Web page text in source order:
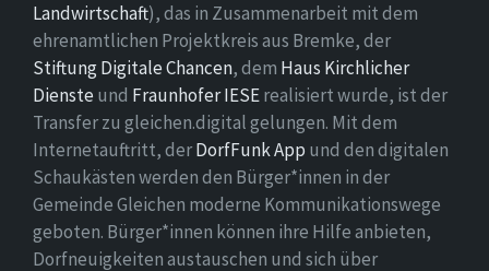
Landwirtschaft), das in Zusammenarbeit mit dem
ehrenamtlichen Projektkreis aus Bremke, der
Stiftung Digitale Chancen, dem Haus Kirchlicher
Dienste und Fraunhofer IESErealisiert wurde, ist der
Transfer zu gleichen.digital gelungen. Mit dem
Internetauftritt, derDorfFunk App und den digitalen
Schaukästen werden den Bürger*innen in der
Gemeinde Gleichen moderne Kommunikationswege
geboten. Bürger*innen können ihre Hilfe anbieten,
Dorfneuigkeiten austauschen und sich über